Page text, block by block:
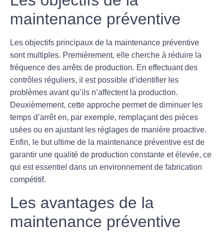
maintenance préventive
Les objectifs principaux de la maintenance préventive
sont multiples. Premièrement, elle cherche à réduire la
fréquence des arrêts de production. En effectuant des
contrôles réguliers, il est possible d’identifier les
problèmes avant qu’ils n’affectent la production.
Deuxièmement, cette approche permet de diminuer les
temps d’arrêten, par exemple, remplaçant des pièces
usées ou en ajustant les réglages de manière proactive.
Enfin, le but ultime de la maintenance préventive est de
garantir une qualité de production constante et élevée, ce
qui est essentiel dans un environnement de fabrication
compétitif.
Les avantages de la
maintenance préventive